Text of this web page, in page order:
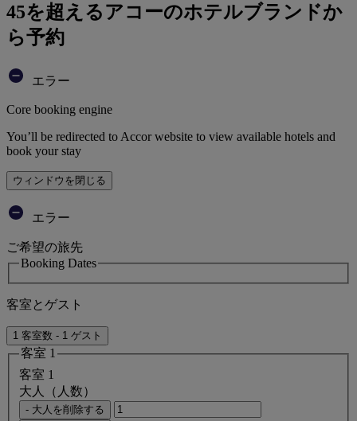
45を超えるアコーのホテルブランドか
ら予約
エラー
Core booking engine
You’ll be redirected to Accor website to view available hotels and
book your stay
ウィンドウを閉じる
エラー
ご希望の旅先
Booking Dates
客室とゲスト
1 客室数 - 1 ゲスト
客室 1
客室 1
大人（人数）
- 大人を削除する